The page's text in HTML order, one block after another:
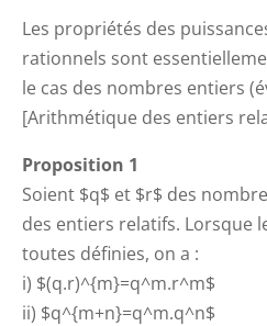
Les propriétés des
rationnels sont
le cas des nombres entiers
[Arithmétique des entiers
Proposition 1
Soient $q$ et $r$ des
des entiers relatifs. Lorsque
toutes définies, on a :
i) $(q.r)^{m}=q^m.r^m$
ii) $q^{m+n}=q^m.q^n$